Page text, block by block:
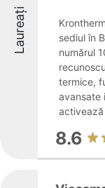
Laureați
sediul în
numărul
termice,
avansate
activează
8.6